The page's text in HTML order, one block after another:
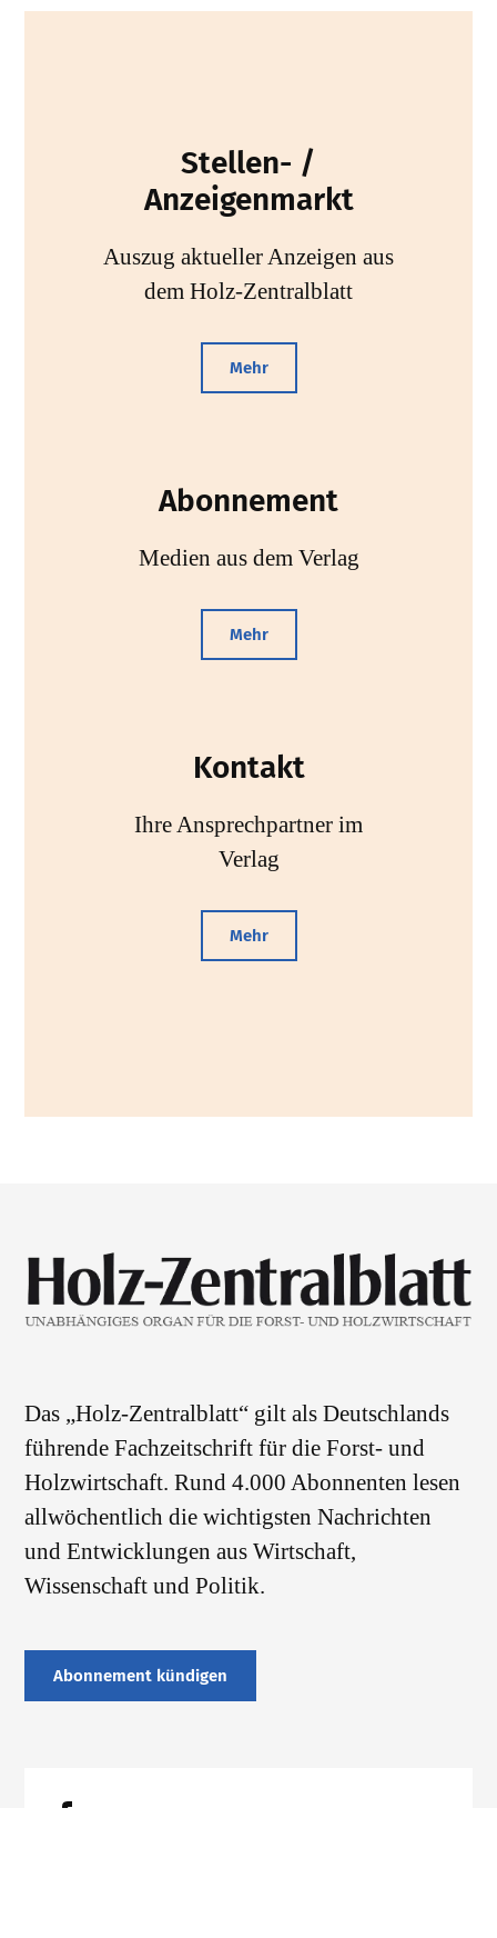
Stellen- /
Anzeigenmarkt
Auszug aktueller Anzeigen aus
dem Holz-Zentralblatt
Mehr
Abonnement
Medien aus dem Verlag
Mehr
Kontakt
Ihre Ansprechpartner im
Verlag
Mehr
Das „Holz-Zentralblatt“ gilt als Deutschlands
führende Fachzeitschrift für die Forst- und
Holzwirtschaft. Rund 4.000 Abonnenten lesen
allwöchentlich die wichtigsten Nachrichten
und Entwicklungen aus Wirtschaft,
Wissenschaft und Politik.
Abonnement kündigen